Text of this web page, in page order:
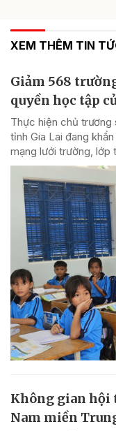
XEM THÊM TIN
Giảm 568
quyền học tập
Thực hiện chủ
tỉnh Gia Lai đang
mạng lưới trường, lớp
Không gian hội
Nam miền